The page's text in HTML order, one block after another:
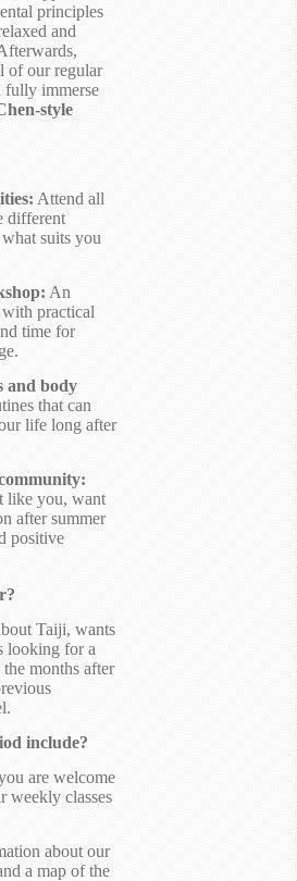
principles
and
of our regular
fully immerse
style
Attend all
different
suits you
An
practical
time for
and body
that can
life long after
like you, want
after summer
positive
Taiji, wants
looking for a
months after
include?
are welcome
weekly classes
about our
a map of the